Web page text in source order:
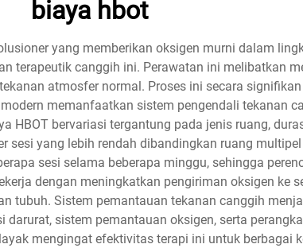
biaya hbot
yang memberikan oksigen murni dalam
terapeutik canggih ini. Perawatan ini melibatkan
atmosfer normal. Proses ini secara
memanfaatkan sistem pengendali tekanan
HBOT bervariasi tergantung pada jenis ruang,
yang lebih rendah dibandingkan ruang
sesi selama beberapa minggu, sehingga
dengan meningkatkan pengiriman oksigen ke
tubuh. Sistem pemantauan tekanan canggih
sistem pemantauan oksigen, serta
mengingat efektivitas terapi ini untuk berbagai